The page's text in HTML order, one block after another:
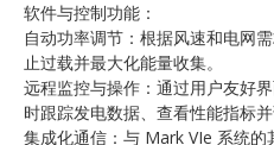
软件与控制功能：
自动功率调节：根据风速和电网
止过载并最大化能量收集。
远程监控与操作：通过用户友好
时跟踪发电数据、查看性能指标并
集成化通信：与 Mark VIe 系统